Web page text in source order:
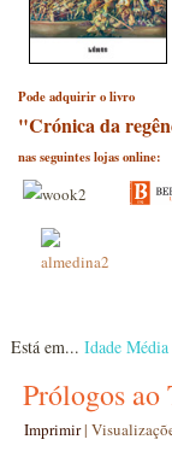
Pode adquirir o livro
"Crónica da
nas seguintes lojas online:
Está em...Idade Média
Prólogos ao
Imprimir|